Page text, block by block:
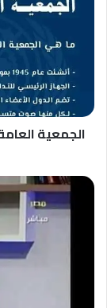
للأمم
تحتفل
بالذكري
ال74
دخول
الميثاق
الفلاحين
الامطار
تساهم